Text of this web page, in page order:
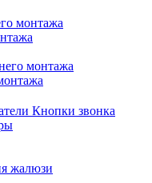
монтажа
монтажа
Кнопки звонка
жалюзи